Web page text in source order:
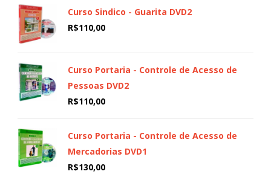
Curso Sindico - Guarita DVD2
R$110,00
Curso Portaria - Controle de Acesso de
Pessoas DVD2
R$110,00
Curso Portaria - Controle de Acesso de
Mercadorias DVD1
R$130,00